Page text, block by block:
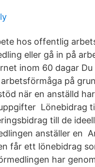
hos offentlig
eller gå in på
inom 60 dagar
på
när en anställd
Lönebidrag
till de
anställer en
får ett lönebidrag
har